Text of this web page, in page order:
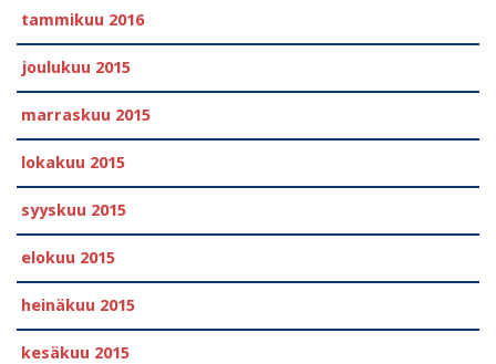
tammikuu 2016
joulukuu 2015
marraskuu 2015
lokakuu 2015
syyskuu 2015
elokuu 2015
heinäkuu 2015
kesäkuu 2015